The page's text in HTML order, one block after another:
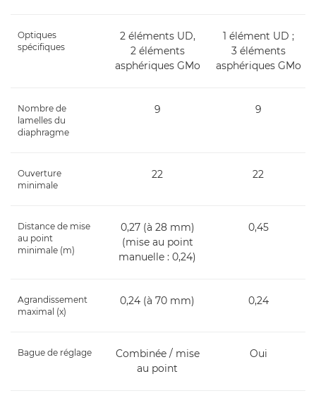
Optiques
spécifiques
2 éléments UD,
2 éléments
asphériques GMo
1 élément UD ;
3 éléments
asphériques GMo
Nombre de
lamelles du
diaphragme
9 9
Ouverture
minimale
22 22
Distance de mise
au point
minimale (m)
0,27 (à 28 mm)
(mise au point
manuelle : 0,24)
0,45
Agrandissement
maximal (x)
0,24 (à 70 mm) 0,24
Bague de réglage
Combinée / mise
au point
Oui